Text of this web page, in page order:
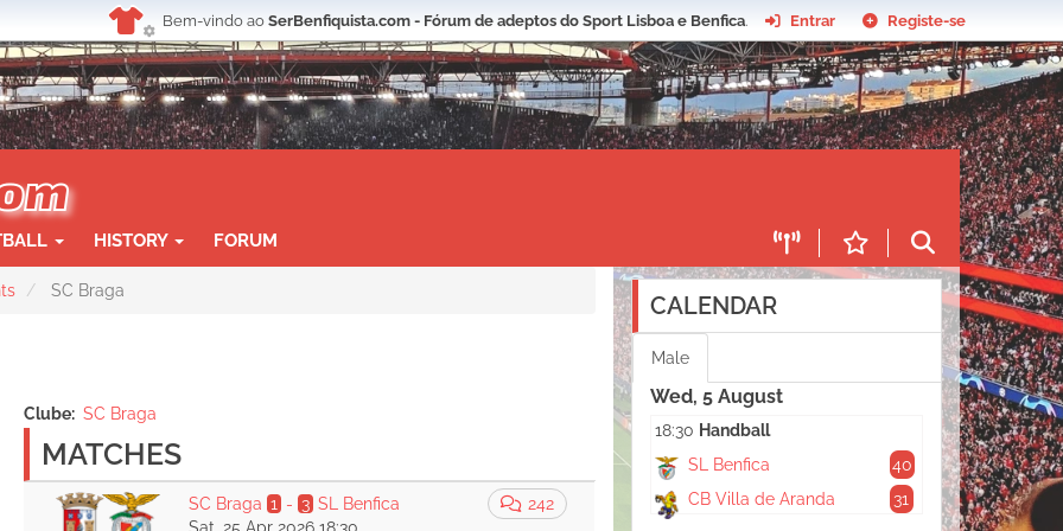
Bem-vindo ao SerBenfiquista.com - Fórum de adeptos do Sport Lisboa e Benfica. Entrar Registe-se
HISTORY FORUM
SC Braga
Clube SC Braga
MATCHES
242
SC Braga 1 - 3 SL Benfica
CALENDAR
Male
Wed, 5 August
18:30 Handball
SL Benfica
40
CB Villa de Aranda
31